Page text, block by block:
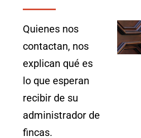
Quienes nos
contactan, nos
explican qué es
lo que esperan
recibir de su
administrador de
fincas.